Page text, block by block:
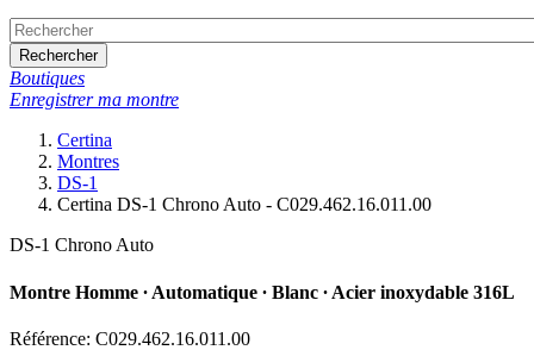
Rechercher
Boutiques
Enregistrer ma montre
Certina
Montres
DS-1
Certina DS-1 Chrono Auto - C029.462.16.011.00
DS-1 Chrono Auto
Montre Homme ∙ Automatique ∙ Blanc ∙ Acier inoxydable 316L
Référence: C029.462.16.011.00